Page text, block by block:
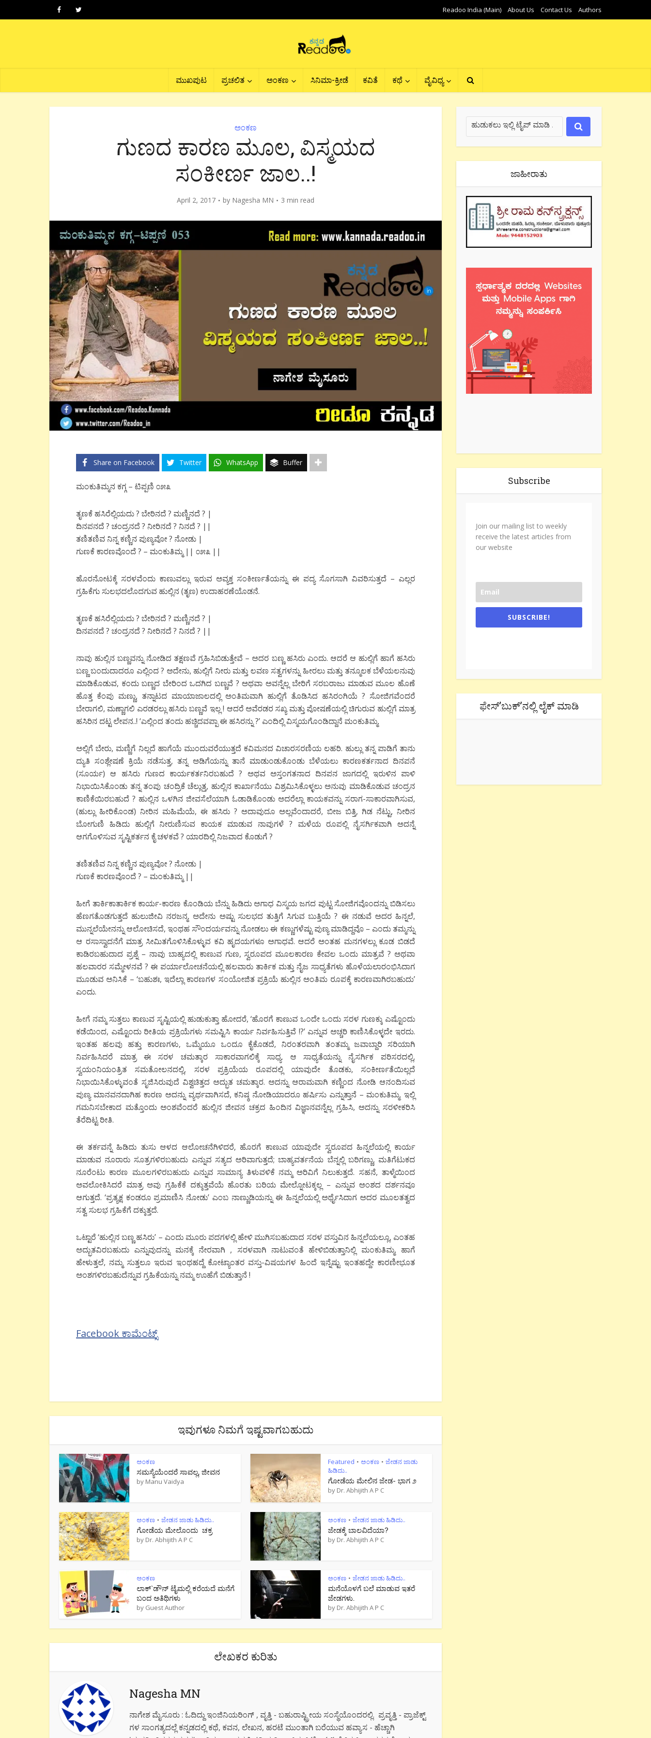
Readoo India (Main) About Us Contact Us Authors
ಮುಖಪುಟ ಪ್ರಚಲಿತ ಅಂಕಣ ಸಿನಿಮಾ-ಕ್ರೀಡೆ ಕವಿತೆ ಕಥೆ ವೈವಿಧ್ಯ
ಅಂಕಣ
ಗುಣದ ಕಾರಣ ಮೂಲ, ವಿಸ್ಮಯದ
ಸಂಕೀರ್ಣ ಜಾಲ..!
April 2, 2017 by Nagesha MN 3 min read
Share on Facebook Twitter WhatsApp Buffer
ಮಂಕುತಿಮ್ಮನ ಕಗ್ಗ – ಟಿಪ್ಪಣಿ ೦೫೩
ತೃಣಕೆ ಹಸಿರೆಲ್ಲಿಯದು ? ಬೇರಿನದೆ ? ಮಣ್ಣಿನದೆ ? |
ದಿನಪನದೆ ? ಚಂದ್ರನದೆ ? ನೀರಿನದೆ ? ನಿನದೆ ? ||
ತಣಿತಣಿವ ನಿನ್ನ ಕಣ್ಣಿನ ಪುಣ್ಯವೋ ? ನೋಡು |
ಗುಣಕೆ ಕಾರಣವೊಂದೆ ? – ಮಂಕುತಿಮ್ಮ || ೦೫೩ ||
ಹೊರನೋಟಕ್ಕೆ ಸರಳವೆಂದು ಕಾಣುವಲ್ಲು ಇರುವ ಅವ್ಯಕ್ತ ಸಂಕೀರ್ಣತೆಯನ್ನು ಈ ಪದ್ಯ ಸೊಗಸಾಗಿ ವಿವರಿಸುತ್ತದೆ – ಎಲ್ಲರ
ಗ್ರಹಿಕೆಗು ಸುಲಭದಲೊದಗುವ ಹುಲ್ಲಿನ (ತೃಣ) ಉದಾಹರಣೆಯೊಡನೆ.
ತೃಣಕೆ ಹಸಿರೆಲ್ಲಿಯದು ? ಬೇರಿನದೆ ? ಮಣ್ಣಿನದೆ ? |
ದಿನಪನದೆ ? ಚಂದ್ರನದೆ ? ನೀರಿನದೆ ? ನಿನದೆ ? ||
ನಾವು ಹುಲ್ಲಿನ ಬಣ್ಣವನ್ನು ನೋಡಿದ ತಕ್ಷಣವೆ ಗ್ರಹಿಸಿಬಿಡುತ್ತೇವೆ – ಅದರ ಬಣ್ಣ ಹಸಿರು ಎಂದು. ಆದರೆ ಆ ಹುಲ್ಲಿಗೆ ಹಾಗೆ ಹಸಿರು
ಬಣ್ಣ ಬಂದುದಾದರೂ ಎಲ್ಲಿಂದ ? ಅದೇನು, ಹುಲ್ಲಿಗೆ ನೀರು ಮತ್ತು ಲವಣ ಸತ್ವಗಳನ್ನು ಹೀರಲು ಮತ್ತು ತನ್ಮೂಲಕ ಬೆಳೆಯಲನುವು
ಮಾಡಿಕೊಡುವ, ಕಂದು ಬಣ್ಣದ ಬೇರಿಂದ ಒದಗಿದ ಬಣ್ಣವೆ ? ಅಥವಾ ಅವನ್ನೆಲ್ಲ ಬೇರಿಗೆ ಸರಬರಾಜು ಮಾಡುವ ಮೂಲ ಹೊಣೆ
ಹೊತ್ತ ಕೆಂಪು ಮಣ್ಣು, ತನ್ನಾಟದ ಮಾಯಾಜಾಲದಲ್ಲಿ ಅಂತಿಮವಾಗಿ ಹುಲ್ಲಿಗೆ ತೊಡಿಸಿದ ಹಸಿರಂಗಿಯೆ ? ಸೋಜಿಗವೆಂದರೆ
ಬೇರಾಗಲಿ, ಮಣ್ಣಾಗಲಿ ಎರಡರಲ್ಲು ಹಸಿರು ಬಣ್ಣವೆ ಇಲ್ಲ ! ಆದರೆ ಅವೆರಡರ ಸಖ್ಯ ಮತ್ತು ಪೋಷಣೆಯಲ್ಲಿ ಚಿಗುರುವ ಹುಲ್ಲಿಗೆ ಮಾತ್ರ
ಹಸಿರಿನ ದಟ್ಟ ಲೇಪನ..! ‘ಎಲ್ಲಿಂದ ತಂದು ಹಚ್ಚಿದವಪ್ಪಾ ಈ ಹಸಿರನ್ನು ?’ ಎಂದಿಲ್ಲಿ ವಿಸ್ಮಯಗೊಂಡಿದ್ದಾನೆ ಮಂಕುತಿಮ್ಮ.
ಅಲ್ಲಿಗೆ ಬೇರು, ಮಣ್ಣಿಗೆ ನಿಲ್ಲದೆ ಹಾಗೆಯೆ ಮುಂದುವರೆಯುತ್ತದೆ ಕವಿಮನದ ವಿಚಾರಸರಣಿಯ ಲಹರಿ. ಹುಲ್ಲು ತನ್ನ ಪಾಡಿಗೆ ತಾನು
ದ್ಯುತಿ ಸಂಶ್ಲೇಷಣೆ ಕ್ರಿಯೆ ನಡೆಸುತ್ತ, ತನ್ನ ಅಡಿಗೆಯನ್ನು ತಾನೆ ಮಾಡುಂಡುಕೊಂಡು ಬೆಳೆಯಲು ಕಾರಣಕರ್ತನಾದ ದಿನಪನೆ
(ಸೂರ್ಯ) ಆ ಹಸಿರು ಗುಣದ ಕಾರ್ಯಕರ್ತನಿರಬಹುದೆ ? ಅಥವ ಅಸ್ತಂಗತನಾದ ದಿನಪನ ಜಾಗದಲ್ಲಿ ಇರುಳಿನ ಪಾಳಿ
ನಿಭಾಯಿಸಿಕೊಂಡು ತನ್ನ ತಂಪು ಚಂದ್ರಿಕೆ ಚೆಲ್ಲುತ್ತ, ಹುಲ್ಲಿನ ಕಾರ್ಖಾನೆಯು ವಿಶ್ರಮಿಸಿಕೊಳ್ಳಲು ಅನುವು ಮಾಡಿಕೊಡುವ ಚಂದ್ರನ
ಕಾಣಿಕೆಯಿರಬಹುದೆ ? ಹುಲ್ಲಿನ ಒಳಗಿನ ಜೀವಸೆಲೆಯಾಗಿ ಓಡಾಡಿಕೊಂಡು ಅದರೆಲ್ಲಾ ಕಾಯಕವನ್ನು ಸರಾಗ-ಸಾಕಾರವಾಗಿಸುವ,
(ಹುಲ್ಲು ಹೀರಿಕೊಂಡ) ನೀರಿನ ಮಹಿಮೆಯೆ, ಈ ಹಸಿರು ? ಅದಾವುದೂ ಅಲ್ಲವೆಂದಾದರೆ, ಬೀಜ ಬಿತ್ತಿ, ಗಿಡ ನೆಟ್ಟು, ನೀರಿನ
ಬೋಗುಣಿ ಹಿಡಿದು ಹುಲ್ಲಿಗೆ ನೀರುಣಿಸುವ ಕಾಯಕ ಮಾಡುವ ನಾವುಗಳೆ ? ಮಳೆಯ ರೂಪಲ್ಲಿ ನೈಸರ್ಗಿಕವಾಗಿ ಅದನ್ನೆ
ಆಗಗೊಳಿಸುವ ಸೃಷ್ಟಿಕರ್ತನ ಕೈ ಚಳಕವೆ ? ಯಾರದಿಲ್ಲಿ ನಿಜವಾದ ಕೊಡುಗೆ ?
ತಣಿತಣಿವ ನಿನ್ನ ಕಣ್ಣಿನ ಪುಣ್ಯವೋ ? ನೋಡು |
ಗುಣಕೆ ಕಾರಣವೊಂದೆ ? – ಮಂಕುತಿಮ್ಮ ||
ಹೀಗೆ ತಾರ್ಕಿಕಾತಾರ್ಕಿಕ ಕಾರ್ಯ-ಕಾರಣ ಕೊಂಡಿಯ ಬೆನ್ನು ಹಿಡಿದು ಅಗಾಧ ವಿಸ್ಮಯ ಜಗದ ಪುಟ್ಟ ಸೋಜಿಗವೊಂದನ್ನು ಬಿಡಿಸಲು
ಹೆಣಗತೊಡಗುತ್ತದೆ ಹುಲುಜೀವಿ ನರಜನ್ಮ. ಅದೇನು ಅಷ್ಟು ಸುಲಭದ ತುತ್ತಿಗೆ ಸಿಗುವ ಬುತ್ತಿಯೆ ? ಈ ನಡುವೆ ಅದರ ಹಿನ್ನಲೆ,
ಮುನ್ನಲೆಯೇನನ್ನು ಆಲೋಚಿಸದೆ, ಇಂಥಹ ಸೌಂದರ್ಯವನ್ನು ನೋಡಲು ಈ ಕಣ್ಣುಗಳೆಷ್ಟು ಪುಣ್ಯ ಮಾಡಿದ್ದವೊ – ಎಂದು ತಮ್ಮನ್ನು
ಆ ರಸಾಸ್ವಾದನೆಗೆ ಮಾತ್ರ ಸೀಮಿತಗೊಳಿಸಿಕೊಳ್ಳುವ ಕವಿ ಹೃದಯಗಳೂ ಅಗಾಧವೆ. ಆದರೆ ಅಂತಹ ಮನಗಳಲ್ಲು ಕೂಡ ಬಿಡದೆ
ಕಾಡಿರಬಹುದಾದ ಪ್ರಶ್ನೆ – ನಾವು ಬಾಹ್ಯದಲ್ಲಿ ಕಾಣುವ ಗುಣ, ಸ್ವರೂಪದ ಮೂಲಕಾರಣ ಕೇವಲ ಒಂದು ಮಾತ್ರವೆ ? ಅಥವಾ
ಹಲವಾರರ ಸಮ್ಮೇಳನವೆ ? ಈ ಪರ್ಯಾಲೋಚನೆಯಲ್ಲಿ ಹಲವಾರು ತಾರ್ಕಿಕ ಮತ್ತು ನೈಜ ಸಾಧ್ಯತೆಗಳು ಹೊಳೆಯಲಾರಂಭಿಸಿದಾಗ
ಮೂಡುವ ಅನಿಸಿಕೆ – ‘ಬಹುಶಃ, ಇದೆಲ್ಲಾ ಕಾರಣಗಳ ಸಂಯೋಜಿತ ಪ್ರಕ್ರಿಯೆ ಹುಲ್ಲಿನ ಅಂತಿಮ ರೂಪಕ್ಕೆ ಕಾರಣವಾಗಿರಬಹುದು’
ಎಂದು.
ಹೀಗೆ ನಮ್ಮ ಸುತ್ತಲು ಕಾಣುವ ಸೃಷ್ಟಿಯಲ್ಲಿ ಹುಡುಕುತ್ತಾ ಹೋದರೆ, ‘ಹೊರಗೆ ಕಾಣುವ ಒಂದೇ ಒಂದು ಸರಳ ಗುಣಕ್ಕು ಎಷ್ಟೊಂದು
ಕಡೆಯಿಂದ, ಎಷ್ಟೊಂದು ರೀತಿಯ ಪ್ರಕ್ರಿಯೆಗಳು ಸಮಷ್ಟಿಸಿ ಕಾರ್ಯ ನಿರ್ವಹಿಸುತ್ತಿವೆ !?’ ಎನ್ನುವ ಅಚ್ಚರಿ ಕಾಣಿಸಿಕೊಳ್ಳದೇ ಇರದು.
ಇಂತಹ ಹಲವು ಹತ್ತು ಕಾರಣಗಳು, ಒಮ್ಮೆಯೂ ಒಂದೂ ಕೈಕೊಡದೆ, ನಿರಂತರವಾಗಿ ತಂತಮ್ಮ ಜವಾಬ್ದಾರಿ ಸರಿಯಾಗಿ
ನಿರ್ವಹಿಸಿದರೆ ಮಾತ್ರ ಈ ಸರಳ ಚಮತ್ಕಾರ ಸಾಕಾರವಾಗಲಿಕ್ಕೆ ಸಾಧ್ಯ. ಆ ಸಾಧ್ಯತೆಯನ್ನು ನೈಸರ್ಗಿಕ ಪರಿಸರದಲ್ಲಿ,
ಸ್ವಯಂನಿಯಂತ್ರಿತ ಸಮತೋಲನದಲ್ಲಿ, ಸರಳ ಪ್ರಕ್ರಿಯೆಯ ರೂಪದಲ್ಲಿ ಯಾವುದೇ ತೊಡಕು, ಸಂಕೀರ್ಣತೆಯಿಲ್ಲದೆ
ನಿಭಾಯಿಸಿಕೊಳ್ಳುವಂತೆ ಸೃಜಿಸಿರುವುದೆ ವಿಶ್ವಚಿತ್ತದ ಅದ್ಭುತ ಚಮತ್ಕಾರ. ಅದನ್ನು ಆರಾಮವಾಗಿ ಕಣ್ಣಿಂದ ನೋಡಿ ಆನಂದಿಸುವ
ಪುಣ್ಯ ಮಾನವನದಾಗಿಹ ಕಾರಣ ಅದನ್ನು ವ್ಯರ್ಥವಾಗಿಸದೆ, ಕನಿಷ್ಠ ನೋಡಿಯಾದರೂ ಹರ್ಷಿಸು ಎನ್ನುತ್ತಾನೆ – ಮಂಕುತಿಮ್ಮ. ಇಲ್ಲಿ
ಗಮನಿಸಬೇಕಾದ ಮತ್ತೊಂದು ಅಂಶವೆಂದರೆ ಹುಲ್ಲಿನ ಜೀವನ ಚಕ್ರದ ಹಿಂದಿನ ವಿಜ್ಞಾನವನ್ನೆಲ್ಲ ಗ್ರಹಿಸಿ, ಅದನ್ನು ಸರಳೀಕರಿಸಿ
ತೆರೆದಿಟ್ಟ ರೀತಿ.
ಈ ತರ್ಕವನ್ನೆ ಹಿಡಿದು ತುಸು ಆಳದ ಆಲೋಚನೆಗಿಳಿದರೆ, ಹೊರಗೆ ಕಾಣುವ ಯಾವುದೇ ಸ್ವರೂಪದ ಹಿನ್ನಲೆಯಲ್ಲಿ ಕಾರ್ಯ
ಮಾಡುವ ನೂರಾರು ಸೂತ್ರಗಳಿರಬಹುದು ಎನ್ನುವ ಸತ್ಯದ ಅರಿವಾಗುತ್ತದೆ; ಬಾಹ್ಯವರ್ತನೆಯ ಬೆನ್ನಲ್ಲಿ ಬರಿಗಣ್ಣು, ಮತಿಗೆಟುಕದ
ನೂರೆಂಟು ಕಾರಣ ಮೂಲಗಳಿರಬಹುದು ಎನ್ನುವ ಸಾಮಾನ್ಯ ತಿಳುವಳಿಕೆ ನಮ್ಮ ಅರಿವಿಗೆ ನಿಲುಕುತ್ತದೆ. ಸಹನೆ, ತಾಳ್ಮೆಯಿಂದ
ಅವಲೋಕಿಸಿದರೆ ಮಾತ್ರ ಅವು ಗ್ರಹಿಕೆಕೆ ದಕ್ಕುತ್ತವೆಯೆ ಹೊರತು ಬರಿಯ ಮೇಲ್ನೋಟಕ್ಕಲ್ಲ – ಎನ್ನುವ ಅಂಶದ ದರ್ಶನವೂ
ಆಗುತ್ತದೆ. ‘ಪ್ರತ್ಯಕ್ಷ ಕಂಡರೂ ಪ್ರಮಾಣಿಸಿ ನೋಡು’ ಎಂಬ ನಾಣ್ಣುಡಿಯನ್ನು ಈ ಹಿನ್ನಲೆಯಲ್ಲಿ ಅರ್ಥೈಸಿದಾಗ ಅದರ ಮೂಲತತ್ವದ
ಸತ್ವ ಸುಲಭ ಗ್ರಹಿಕೆಗೆ ದಕ್ಕುತ್ತದೆ.
ಒಟ್ಟಾರೆ ‘ಹುಲ್ಲಿನ ಬಣ್ಣ ಹಸಿರು’ – ಎಂದು ಮೂರು ಪದಗಳಲ್ಲಿ ಹೇಳಿ ಮುಗಿಸಬಹುದಾದ ಸರಳ ವಸ್ತುವಿನ ಹಿನ್ನಲೆಯಲ್ಲೂ, ಎಂತಹ
ಅದ್ಭುತವಿರಬಹುದು ಎನ್ನುವುದನ್ನು ಮನಕ್ಕೆ ನೇರವಾಗಿ , ಸರಳವಾಗಿ ನಾಟುವಂತೆ ಹೇಳಿಬಿಡುತ್ತಾನಿಲ್ಲಿ ಮಂಕುತಿಮ್ಮ. ಹಾಗೆ
ಹೇಳುತ್ತಲೆ, ನಮ್ಮ ಸುತ್ತಲೂ ಇರುವ ಇಂಥಹದ್ದೆ ಕೋಟ್ಯಾಂತರ ವಸ್ತು-ವಿಷಯಗಳ ಹಿಂದೆ ಇನ್ನೆಷ್ಟು ಇಂತಹದ್ದೇ ಕಾರಣೀಭೂತ
ಅಂಶಗಳಿರಬಹುದೆನ್ನುವ ಗ್ರಹಿಕೆಯನ್ನು ನಮ್ಮ ಊಹೆಗೆ ಬಿಡುತ್ತಾನೆ !
Facebook ಕಾಮೆಂಟ್ಸ್
ಇವುಗಳೂ ನಿಮಗೆ ಇಷ್ಟವಾಗಬಹುದು
ಅಂಕಣ
ಸಮಸ್ಯೆಯೆಂದರೆ ಸಾವಲ್ಲ, ಜೀವನ
by Manu Vaidya
Featured • ಅಂಕಣ • ಜೇಡನ ಜಾಡು
ಹಿಡಿದು..
ಗೋಡೆಯ ಮೇಲಿನ ಜೇಡ- ಭಾಗ ೨
by Dr. Abhijith A P C
ಅಂಕಣ • ಜೇಡನ ಜಾಡು ಹಿಡಿದು..
ಗೋಡೆಯ ಮೇಲೊಂದು ಚಕ್ರ
by Dr. Abhijith A P C
ಅಂಕಣ • ಜೇಡನ ಜಾಡು ಹಿಡಿದು..
ಜೇಡಕ್ಕೆ ಬಾಲವಿದೆಯಾ?
by Dr. Abhijith A P C
ಅಂಕಣ
ಲಾಕ್`ಡೌನ್ ಟೈಮಲ್ಲಿ ಕರೆಯದೆ ಮನೆಗೆ
ಬಂದ ಅತಿಥಿಗಳು
by Guest Author
ಅಂಕಣ • ಜೇಡನ ಜಾಡು ಹಿಡಿದು..
ಮನೆಯೊಳಗೆ ಬಲೆ ಮಾಡುವ ಇತರೆ
ಜೇಡಗಳು.
by Dr. Abhijith A P C
ಲೇಖಕರ ಕುರಿತು
Nagesha MN
ನಾಗೇಶ ಮೈಸೂರು : ಓದಿದ್ದು ಇಂಜಿನಿಯರಿಂಗ್ , ವೃತ್ತಿ - ಬಹುರಾಷ್ಟ್ರೀಯ ಸಂಸ್ಥೆಯೊಂದರಲ್ಲಿ. ಪ್ರವೃತ್ತಿ - ಪ್ರಾಜೆಕ್ಟ್
ಗಳ ಸಾಂಗತ್ಯದಲ್ಲೆ ಕನ್ನಡದಲ್ಲಿ ಕಥೆ, ಕವನ, ಲೇಖನ, ಹರಟೆ ಮುಂತಾಗಿ ಬರೆಯುವ ಹವ್ಯಾಸ - ಹೆಚ್ಚಾಗಿ
ಜಾಹೀರಾತು
Subscribe
Join our mailing list to weekly
receive the latest articles from
our website
SUBSCRIBE!
ಫೇಸ್’ಬುಕ್’ನಲ್ಲಿ ಲೈಕ್ ಮಾಡಿ